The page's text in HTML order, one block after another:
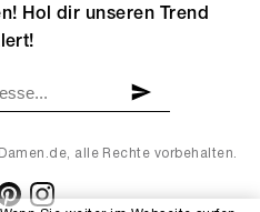
alle Rechte vorbehalten.
Hol dir unseren Trend